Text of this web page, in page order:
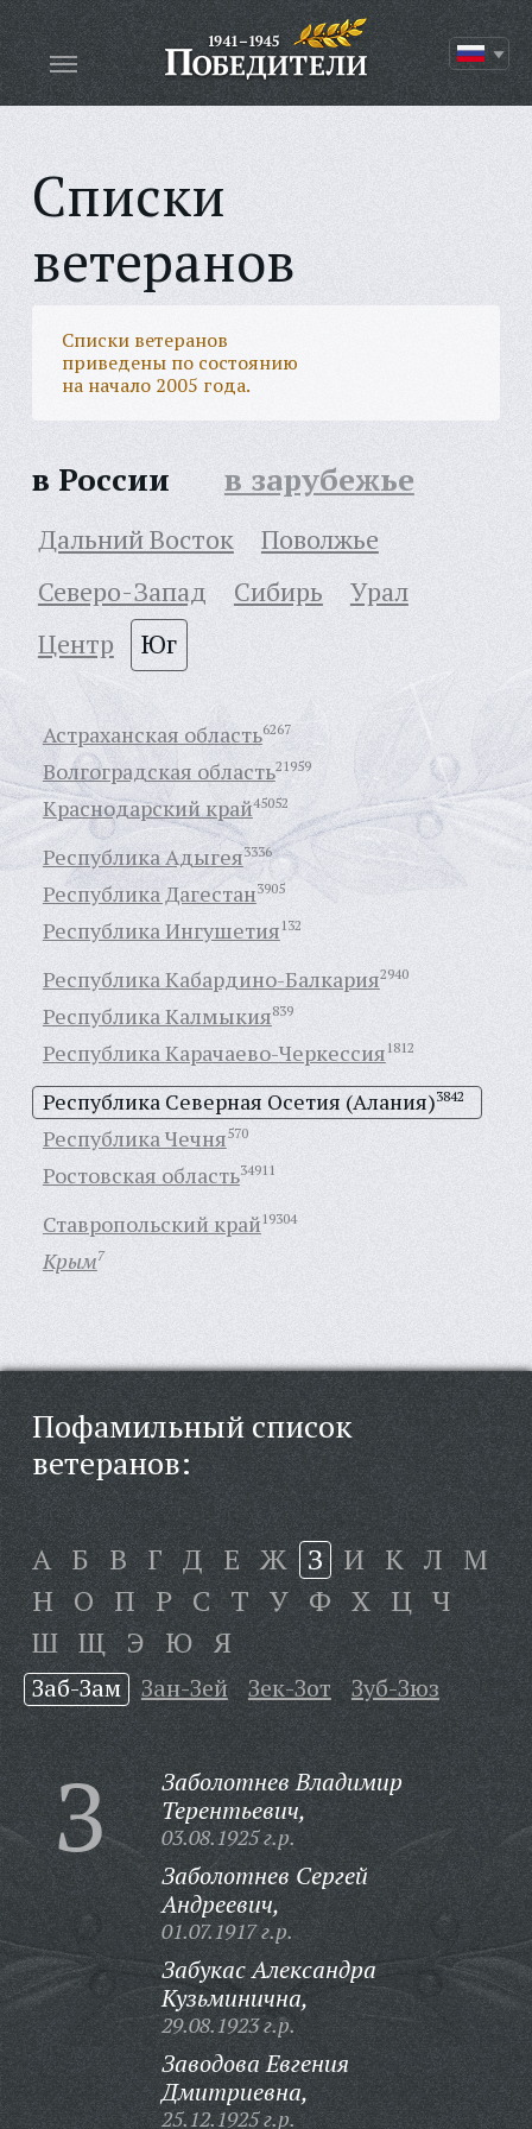
Списки
ветеранов
Списки ветеранов
приведены по состоянию
на начало 2005 года.
в России в зарубежье
Дальний Восток
Поволжье
Северо-Запад
Сибирь
Урал
Центр
Юг
Астраханская область6267
Волгоградская область21959
Краснодарский край45052
Республика Адыгея3336
Республика Дагестан3905
Республика Ингушетия132
Республика Кабардино-Балкария2940
Республика Калмыкия839
Республика Карачаево-Черкессия1812
Республика Северная Осетия (Алания)3842
Республика Чечня570
Ростовская область34911
Ставропольский край19304
Крым7
Пофамильный список
ветеранов:
А Б В Г Д Е Ж З И К Л М
Н О П Р С Т У Ф Х Ц Ч
Ш Щ Э Ю Я
Заб-Зам Зан-Зей Зек-Зот Зуб-Зюз
З
Заболотнев Владимир
Терентьевич,
03.08.1925 г.р.
Заболотнев Сергей
Андреевич,
01.07.1917 г.р.
Забукас Александра
Кузьминична,
29.08.1923 г.р.
Заводова Евгения
Дмитриевна,
25.12.1925 г.р.